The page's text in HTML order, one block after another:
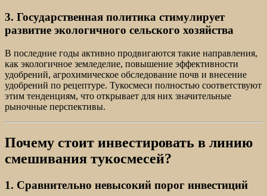
3. Государственная политика стимулирует
развитие экологичного сельского хозяйства
В последние годы активно продвигаются такие направления,
как экологичное земледелие, повышение эффективности
удобрений, агрохимическое обследование почв и внесение
удобрений по рецептуре. Тукосмеси полностью соответствуют
этим тенденциям, что открывает для них значительные
рыночные перспективы.
Почему стоит инвестировать в линию
смешивания тукосмесей?
1. Сравнительно невысокий порог инвестиций